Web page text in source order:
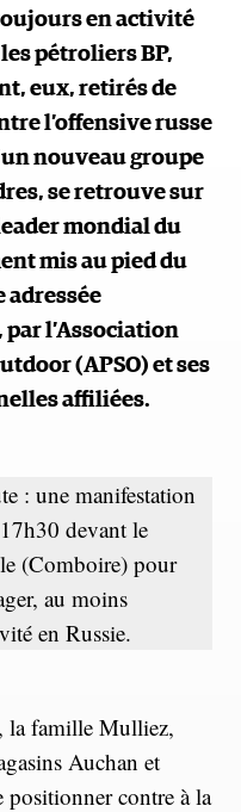
en activité
pétroliers BP,
eux, retirés de
l’offensive russe
nouveau groupe
se retrouve sur
mondial du
mis au pied du
l’Association
(APSO) et ses
affiliées.
: une manifestation
devant le
(Comboire) pour
au moins
en Russie.
la famille Mulliez,
Auchan et
contre à la